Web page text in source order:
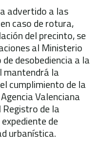
advertido a las
caso de rotura,
del precinto, se
al Ministerio
desobediencia a la
mantendrá la
cumplimiento de la
Valenciana
de la
de
urbanística.